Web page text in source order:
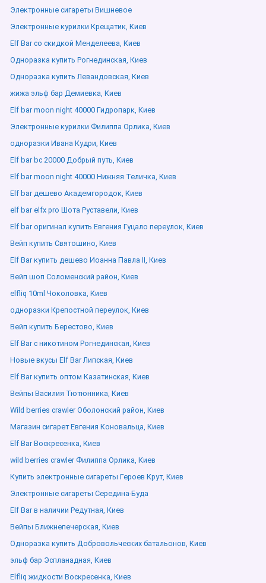
Электронные сигареты Вишневое
Электронные курилки Крещатик, Киев
Elf Bar со скидкой Менделеева, Киев
Одноразка купить Рогнединская, Киев
Одноразка купить Левандовская, Киев
жижа эльф бар Демиевка, Киев
Elf bar moon night 40000 Гидропарк, Киев
Электронные курилки Филиппа Орлика, Киев
одноразки Ивана Кудри, Киев
Elf bar bc 20000 Добрый путь, Киев
Elf bar moon night 40000 Нижняя Теличка, Киев
Elf bar дешево Академгородок, Киев
elf bar elfx pro Шота Руставели, Киев
Elf bar оригинал купить Евгения Гуцало переулок, Киев
Вейп купить Святошино, Киев
Elf Bar купить дешево Иоанна Павла ІІ, Киев
Вейп шоп Соломенский район, Киев
elfliq 10ml Чоколовка, Киев
одноразки Крепостной переулок, Киев
Вейп купить Берестово, Киев
Elf Bar с никотином Рогнединская, Киев
Новые вкусы Elf Bar Липская, Киев
Elf Bar купить оптом Казатинская, Киев
Вейпы Василия Тютюнника, Киев
Wild berries crawler Оболонский район, Киев
Магазин сигарет Евгения Коновальца, Киев
Elf Bar Воскресенка, Киев
wild berries crawler Филиппа Орлика, Киев
Купить электронные сигареты Героев Крут, Киев
Электронные сигареты Середина-Буда
Elf Bar в наличии Редутная, Киев
Вейпы Ближнепечерская, Киев
Одноразка купить Добровольческих батальонов, Киев
эльф бар Эспланадная, Киев
Elfliq жидкости Воскресенка, Киев